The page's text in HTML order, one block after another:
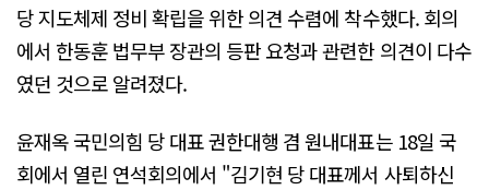
당 지도체제 정비 확립을 위한 의견 수렴에 착수했다. 회의
에서 한동훈 법무부 장관의 등판 요청과 관련한 의견이 다수
였던 것으로 알려졌다.
윤재옥 국민의힘 당 대표 권한대행 겸 원내대표는 18일 국
회에서 열린 연석회의에서 "김기현 당 대표께서 사퇴하신